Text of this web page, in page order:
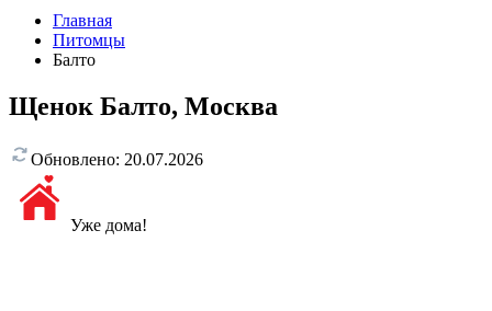
Главная
Питомцы
Балто
Щенок Балто, Москва
Обновлено: 20.07.2026
Уже дома!